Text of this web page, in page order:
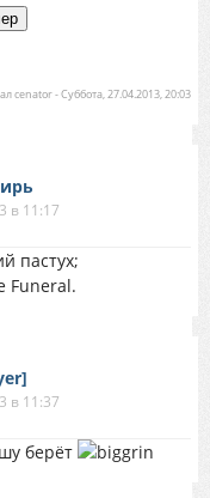
cenator-Суббота, 27.04.2013, 20:03
в 11:17
пастух;
Funeral.
в 11:37
берёт